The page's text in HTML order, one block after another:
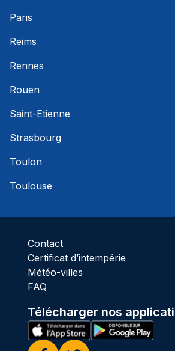
Paris
Reims
Rennes
Rouen
Saint-Etienne
Strasbourg
Toulon
Toulouse
Contact
Certificat d’intempérie
Météo-villes
FAQ
Télécharger nos